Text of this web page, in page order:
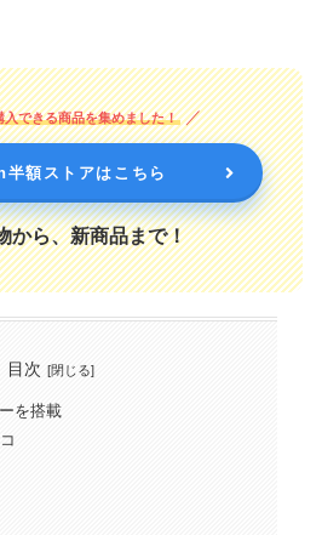
入できる商品を集めました！
額ストアはこちら
から、新商品まで！
目次
を搭載